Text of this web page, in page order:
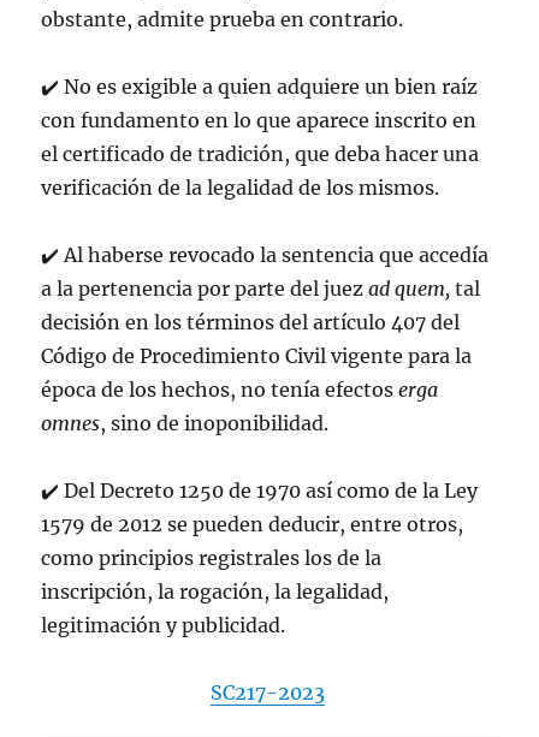
obstante, admite prueba en contrario.
✔ ️No es exigible a quien adquiere un bien raíz
con fundamento en lo que aparece inscrito en
el certificado de tradición, que deba hacer una
verificación de la legalidad de los mismos.
✔ ️Al haberse revocado la sentencia que accedía
a la pertenencia por parte del juezad quem, tal
decisión en los términos del artículo 407 del
Código de Procedimiento Civil vigente para la
época de los hechos, no tenía efectoserga
omnes, sino de inoponibilidad.
✔ ️Del Decreto 1250 de 1970 así como de la Ley
1579 de 2012 se pueden deducir, entre otros,
como principios registrales los de la
inscripción, la rogación, la legalidad,
legitimación y publicidad.
SC217-2023